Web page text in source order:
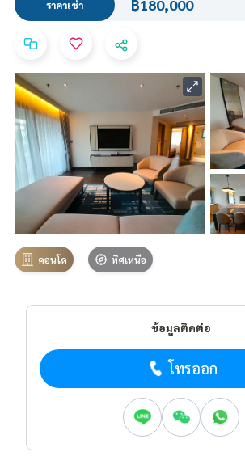
ราคาเช่า ฿180,000
คอนโด ทิศเหนือ
ข้อมูลติดต่อ
โทรออก